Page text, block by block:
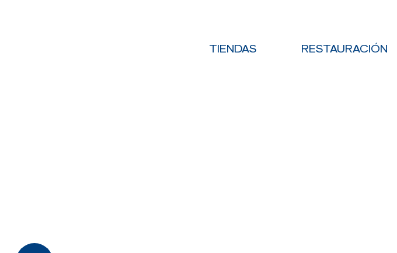
TIENDAS RESTAURACIÓN